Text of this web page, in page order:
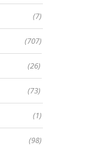
(7)
(707)
(26)
(73)
(1)
(98)